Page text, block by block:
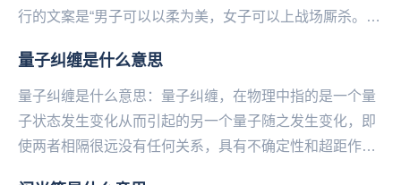
行的文案是“男子可以以柔为美，女子可以上战场厮杀。男
量子纠缠是什么意思
量子纠缠是什么意思：量子纠缠，在物理中指的是一个量
子状态发生变化从而引起的另一个量子随之发生变化，即
使两者相隔很远没有任何关系，具有不确定性和超距作